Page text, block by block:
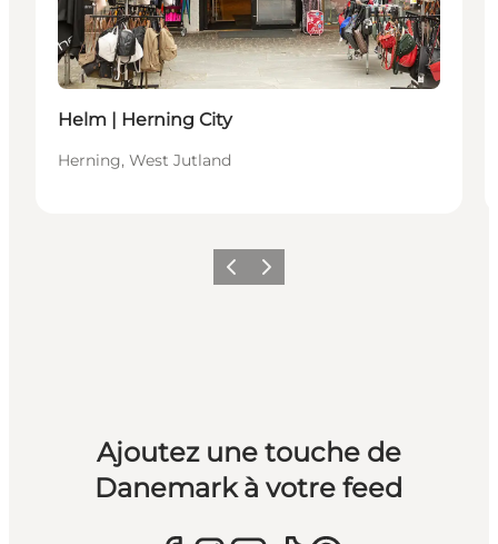
Helm | Herning City
Herning, West Jutland
PrécédentSuivant
Ajoutez une touche de
Danemark à votre feed